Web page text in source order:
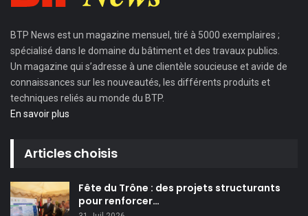
BTP News est un magazine mensuel, tiré à 5000 exemplaires ;
spécialisé dans le domaine du bâtiment et des travaux publics.
Un magazine qui s’adresse à une clientèle soucieuse et avide de
connaissances sur les nouveautés, les différents produits et
techniques reliés au monde du BTP.
En savoir plus
Articles choisis
Fête du Trône : des projets structurants
pour renforcer…